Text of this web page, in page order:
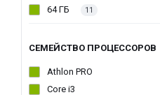
64 ГБ 11
СЕМЕЙСТВО ПРОЦЕССОРОВ
Athlon PRO
Core i3